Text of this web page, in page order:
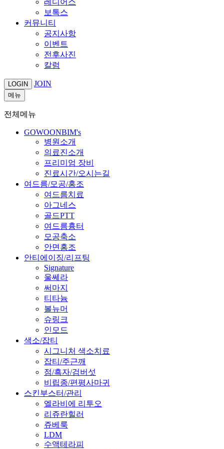
레디어스
보톡스
커뮤니티
공지사항
이벤트
전후사진
칼럼
LOGIN JOIN
메뉴
전체메뉴
GOWOONBIM's
병원소개
의료진소개
프리미엄 장비
진료시간/오시는길
여드름/모공/홍조
여드름치료
아그네스
골드PTT
여드름흉터
모공축소
안면홍조
안티에이징/리프팅
Signature
울쎄라
써마지
티타늄
볼뉴머
슈링크
인모드
색소/잡티
시그니처 색소치료
잡티/주근깨
점/흑자/검버섯
비립종/편평사마귀
스킨부스터/관리
엘라비에 리투오
리쥬란힐러
쥬베룩
LDM
수액테라피